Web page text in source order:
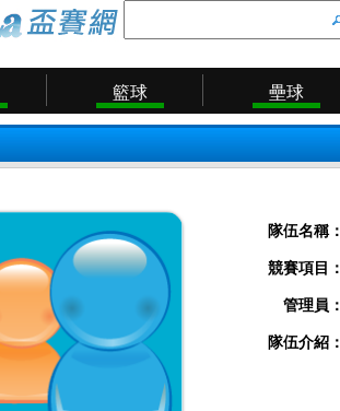
籃球 壘球
隊伍名稱：
競賽項目：
管理員：
隊伍介紹：